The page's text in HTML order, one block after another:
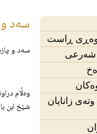
ڕاست
شەرعی
زانایان
سه‌د و پازده‌ ( 115 )
سه‌د و پازده‌ ( 115 ) پرسیار و وه‌ڵامی شه‌رعی
وەڵام
شێخ ابن